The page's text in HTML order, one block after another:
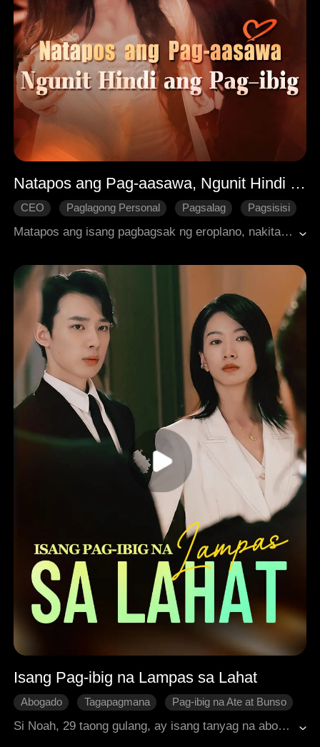
Natapos ang Pag-aasawa, Ngunit Hindi ang Pag-ibig
CEO Paglagong Personal Pagsalag
Pagsisisi
Matapos ang isang pagbagsak ng eroplano, nakita ni Ruby ang kanyang asawa na si Simon kasama ang unang pag-ibig nito. Wasak ang puso, nakipaghiwalay siya kay Simon at bumalik sa pagiging hacker. Pagkaraan ng isang sapilitang taong-taong pag-aasawa, natuklasan ni Simon ang tunay na likas ng kanyang unang pag-ibig at tinanggap ang saksak para kay Ruby sa isang krisis. Sa paglalantad ng katotohanan at pagkakulong ng mga salarin, nakuhang muli ni Simon si Ruby, buntis siya, at sila'y muling nagpakasal.
Isang Pag-ibig na Lampas sa Lahat
Abogado Tagapagmana
Pag-ibig na Ate at Bunso
Si Noah, 29 taong gulang, ay isang tanyag na abogada na buong-pusong nakatuon sa kanyang karera. Si Edmund naman, 19 anyos, ay ang tagapagmana ng isang mayamang pamilya. Parehong nagmula sa magkaibang mundo, sila'y nahulog sa pag-ibig. Ngunit sa harap ng malaking agwat sa kanilang mga buhay, nagtaka sila: posible kayang maging masaya silang magkasama? O babalik na lang sila sa dating buhay, parang walang nangyari?